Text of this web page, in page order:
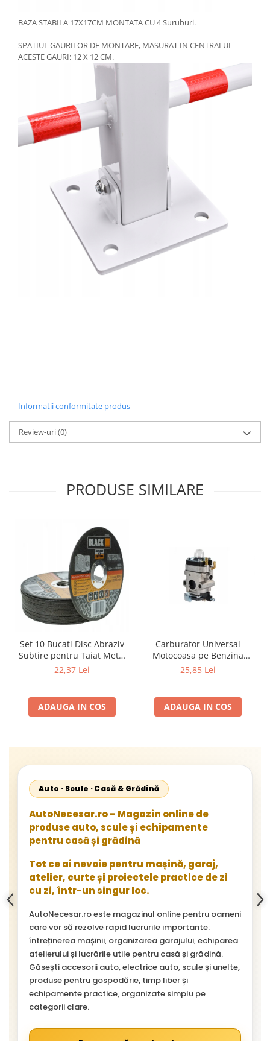
BAZA STABILA 17X17CM MONTATA CU 4 Suruburi.
SPATIUL GAURILOR DE MONTARE, MASURAT IN CENTRALUL
ACESTE GAURI: 12 X 12 CM.
Informatii conformitate produs
Review-uri(0)
PRODUSE SIMILARE
Set 10 Bucati Disc Abraziv
Subtire pentru Taiat Metal
si Inox 125 x 1 x 22.2 mm,
22,37 Lei
ADAUGA IN COS
Carburator Universal
Motocoasa pe Benzina
(Motoare 2 Timpi),
Gardener, Eurotec, Makita,
Al-Ko, Ansamblu Complet
25,85 Lei
ADAUGA IN COS
Auto · Scule · Casă & Grădină
AutoNecesar.ro – Magazin online de
produse auto, scule și echipamente
pentru casă și grădină
Tot ce ai nevoie pentru mașină, garaj,
atelier, curte și proiectele practice de zi
cu zi, într-un singur loc.
AutoNecesar.ro este magazinul online pentru oameni
care vor să rezolve rapid lucrurile importante:
întreținerea mașinii, organizarea garajului, echiparea
atelierului și lucrările utile pentru casă și grădină.
Găsești accesorii auto, electrice auto, scule și unelte,
produse pentru gospodărie, timp liber și
echipamente practice, organizate simplu pe
categorii clare.